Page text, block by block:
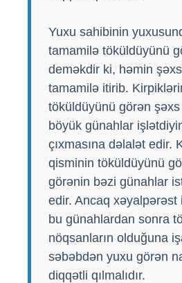
Yuxu sahibinin
tamamilə töküldüyünü
deməkdir ki, həmin şəxs
tamamilə itirib.
töküldüyünü görən
böyük günahlar
çıxmasına dəlalət edir.
qisminin töküldüyünü
görənin bəzi günahlar
edir. Ancaq xəyalpərəst
bu günahlardan sonra
nöqsanların olduğuna
səbəbdən yuxu görən
diqqətli qılmalıdır.